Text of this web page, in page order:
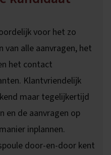
voor het zo
van alle aanvragen, het
het contact
Klantvriendelijk
maar tegelijkertijd
en de aanvragen op
inplannen.
door-en-door kent